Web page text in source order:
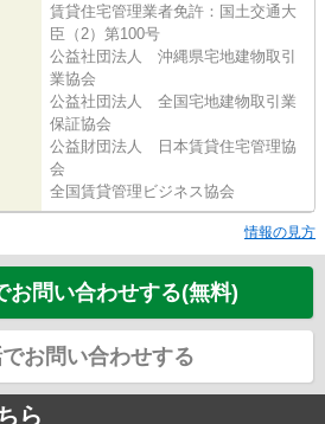
賃貸住宅管理業者免許：国土交通大
臣（2）第100号
公益社団法人 沖縄県宅地建物取引
業協会
公益社団法人 全国宅地建物取引業
保証協会
公益財団法人 日本賃貸住宅管理協
会
全国賃貸管理ビジネス協会
情報の見方
お問い合わせする(無料)
お問い合わせする
ら